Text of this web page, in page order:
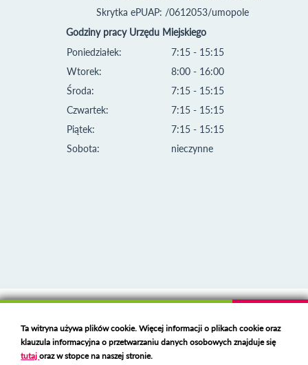
Skrytka ePUAP: /0612053/umopole
Godziny pracy Urzędu Miejskiego
Poniedziałek:
Wtorek:
Środa:
Czwartek:
Piątek:
Sobota:
7:15 - 15:15
8:00 - 16:00
7:15 - 15:15
7:15 - 15:15
7:15 - 15:15
nieczynne
Deklaracja dostępności
Polski serwer RBL
https://polspam.pl/
Ta witryna używa plików cookie. Więcej informacji o plikach cookie oraz
klauzula informacyjna o przetwarzaniu danych osobowych znajduje się
tutajoraz w stopce na naszej stronie.